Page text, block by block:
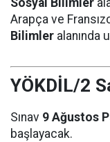
Arapça ve
Bilimler alanında
YÖKDİL/2
Sınav 9 Ağustos
başlayacak.